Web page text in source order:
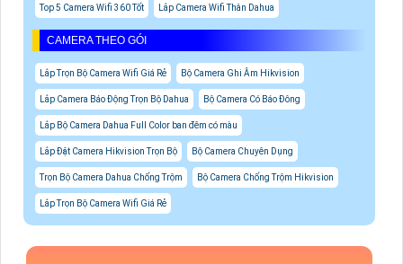
Top 5 Camera Wifi 360 Tốt Lắp Camera Wifi Thân Dahua
CAMERA THEO GÓI
Lắp Trọn Bộ Camera Wifi Giá Rẻ Bộ Camera Ghi Âm Hikvision
Lắp Camera Báo Động Trọn Bộ Dahua Bộ Camera Có Báo Đông
Lắp Bộ Camera Dahua Full Color ban đêm có màu
Lắp Đặt Camera Hikvision Trọn Bộ Bộ Camera Chuyên Dụng
Trọn Bộ Camera Dahua Chống Trộm Bộ Camera Chống Trộm Hikvision
Lắp Trọn Bộ Camera Wifi Giá Rẻ